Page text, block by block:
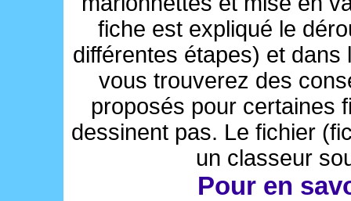
fiche est expliqué le
différentes étapes) et
vous trouverez des
proposés pour certaines
dessinent pas. Le fichier
un classeur
Pour en